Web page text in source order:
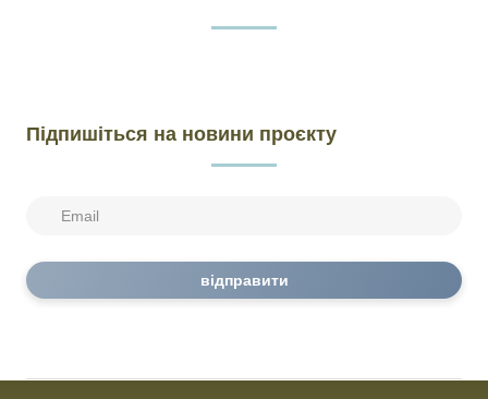
Підпишіться на новини проєкту
відправити